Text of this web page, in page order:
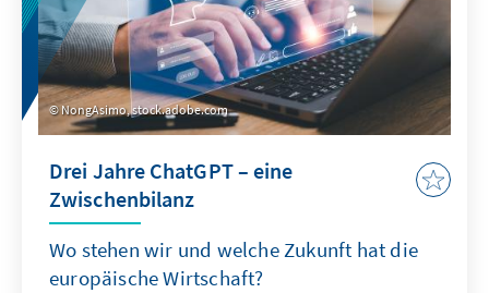
NongAsimo, stock.adobe.com
Drei Jahre ChatGPT – eine
Zwischenbilanz
Wo stehen wir und welche Zukunft hat die
europäische Wirtschaft?